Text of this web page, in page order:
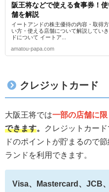
阪王将などで使える食事券！
舗を解説
イートアンドの株主優待の内容・取得
い方・使える店舗について解説してい
ドについて イートア...
amatou-papa.com
クレジットカード
大阪王将では一部の店舗に限
できます。
クレジットカー
ドのポイントが貯まるので
ランドを利用できます。
Visa、Mastercard、JCB